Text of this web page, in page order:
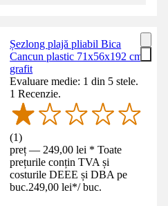
Șezlong plajă pliabil Bica
Cancun plastic 71x56x192 cm
grafit
Evaluare medie: 1 din 5 stele.
1 Recenzie.
(1)
preț — 249,00 lei * Toate
prețurile conțin TVA și
costurile DEEE și DBA pe
buc.249,00 lei*/ buc.